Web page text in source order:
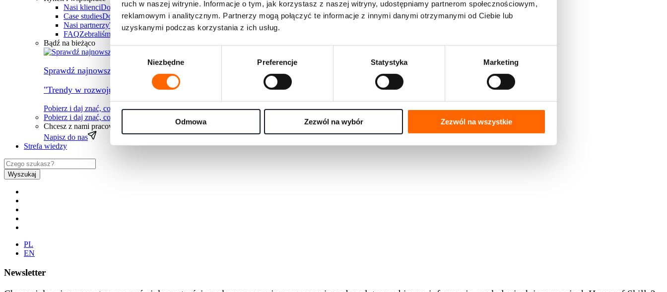
ruch w naszej witrynie. Informacje o tym, jak korzystasz z naszej witryny, udostępniamy partnerom społecznościowym,
reklamowym i analitycznym. Partnerzy mogą połączyć te informacje z innymi danymi otrzymanymi od Ciebie lub
uzyskanymi podczas korzystania z ich usług.
Wybór
Niezbędne Preferencje Statystyka Marketing
Odmowa Zezwól na wybór Zezwól na wszystkie
Nasi klienciDowiedz się, z jakimi firmami i branżami pracujemy na co dzień
Case studiesDowiedz się, jakie projekty zrealizowaliśmy i jakie przyniosły rezultaty
Nasi partnerzyWspółpracujemy z największymi firmami rozwojowymi na świecie
FAQZebraliśmy wszystkie najczęściej pojawiające się pytania w jednym miejscu
Bądź na bieżąco
Sprawdź najnowszy raport
"Trendy w rozwoju ludzi na rok 2026" przygotowany przez eksportów House of Skills
Pobierz i daj znać, co myślisz
Pobierz i daj znać, co myślisz
Chcesz z nami pracować?
Zapraszamy do kontaktu
Napisz do nas
Strefa wiedzy
Wyszukaj
PL
EN
Newsletter